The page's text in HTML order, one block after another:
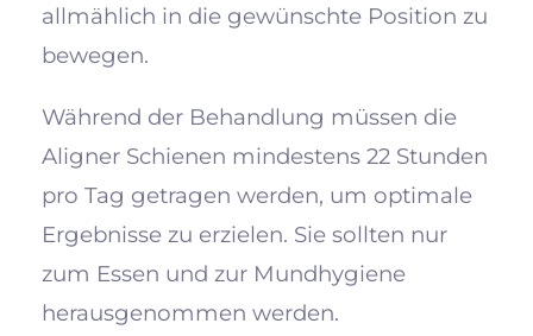
allmählich in die gewünschte Position zu
bewegen.
Während der Behandlung müssen die
Aligner Schienen mindestens 22 Stunden
pro Tag getragen werden, um optimale
Ergebnisse zu erzielen. Sie sollten nur
zum Essen und zur Mundhygiene
herausgenommen werden.